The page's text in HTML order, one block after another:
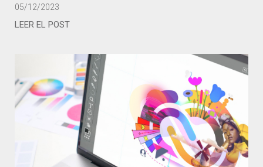
05/12/2023
LEER EL POST